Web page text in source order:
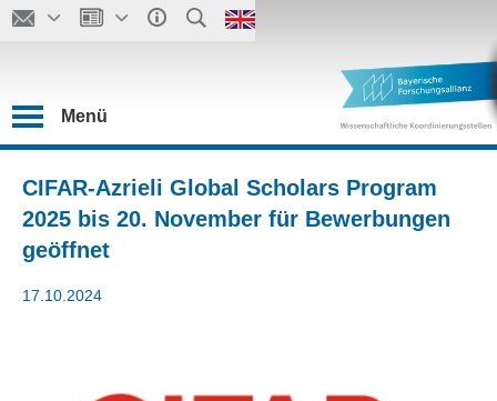
Menü
CIFAR-Azrieli Global Scholars Program
2025 bis 20. November für Bewerbungen
geöffnet
17.10.2024